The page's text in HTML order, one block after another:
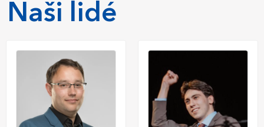
Naši lidé